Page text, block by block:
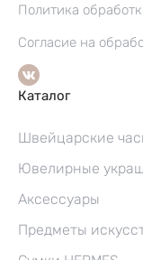
Политика
Согласие на
Каталог
Швейцарские
Ювелирные
Аксессуары
Предметы